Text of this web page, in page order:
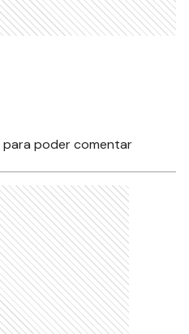
para poder comentar